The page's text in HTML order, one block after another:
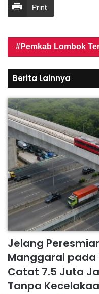
Print
Pemkab Lombok
Berita Lainnya
Jelang
Manggarai pada
Catat 7.5 Juta
Tanpa